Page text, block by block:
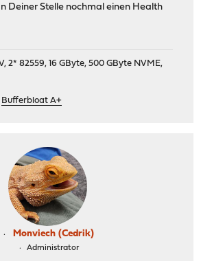
Deiner Stelle nochmal einen Health
2* 82559, 16 GByte, 500 GByte NVME,
Bufferbloat A+
Monviech (Cedrik)
Administrator